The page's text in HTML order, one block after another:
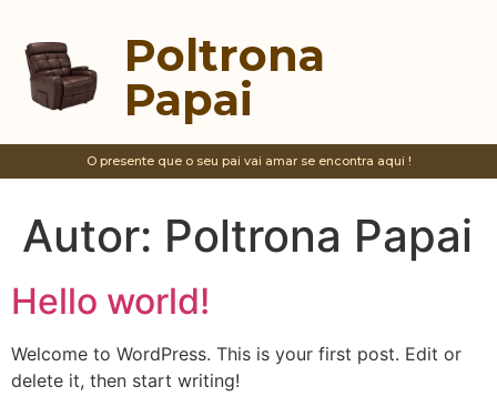
Poltrona
Papai
O presente que o seu pai vai amar se encontra aqui !
Autor: Poltrona Papai
Hello world!
Welcome to WordPress. This is your first post. Edit or
delete it, then start writing!